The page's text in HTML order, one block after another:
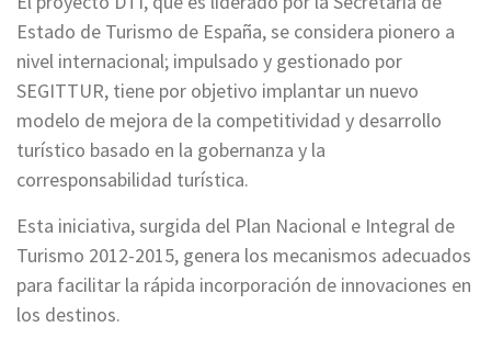
Estado de Turismo de España, se considera pionero a
nivel internacional; impulsado y gestionado por
SEGITTUR, tiene por objetivo implantar un nuevo
modelo de mejora de la competitividad y desarrollo
turístico basado en la gobernanza y la
corresponsabilidad turística.
Esta iniciativa, surgida del Plan Nacional e Integral de
Turismo 2012-2015, genera los mecanismos adecuados
para facilitar la rápida incorporación de innovaciones en
los destinos.